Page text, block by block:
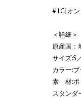
# LC|オン
＜詳細＞
原産国：
サイズ:S
カラー:
素 材:ポ
スタンダ